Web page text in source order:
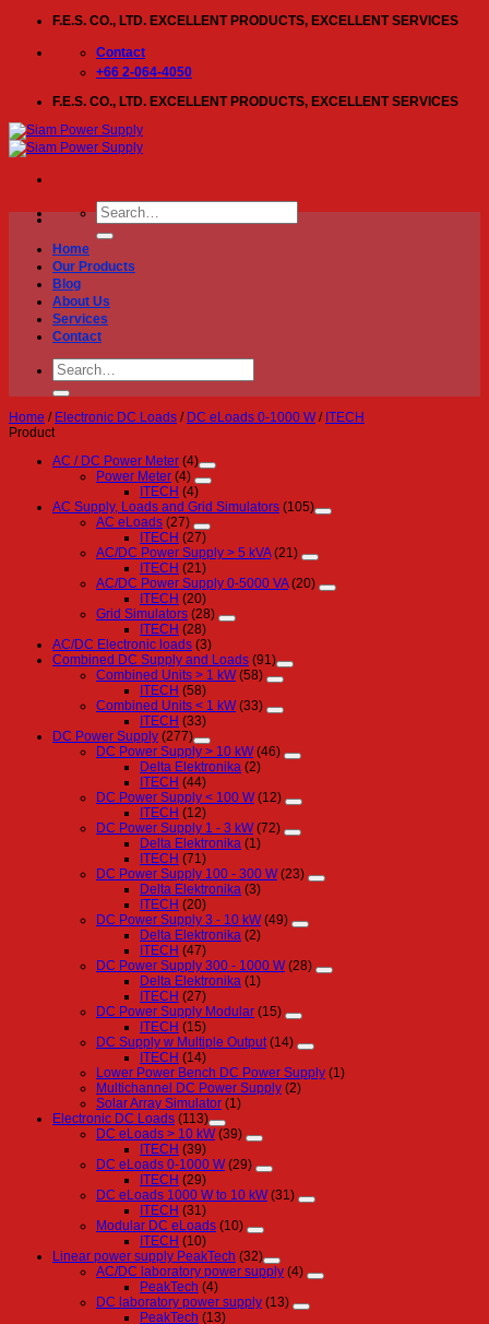
content
F.E.S. CO., LTD. EXCELLENT PRODUCTS, EXCELLENT SERVICES
Contact
+66 2-064-4050
F.E.S. CO., LTD. EXCELLENT PRODUCTS, EXCELLENT SERVICES
Search
for:
Home
Our Products
Blog
About Us
Services
Contact
Search
for:
Home / Electronic DC Loads / DC eLoads 0-1000 W / ITECH
Product
AC / DC Power Meter (4)
Power Meter (4)
ITECH (4)
AC Supply, Loads and Grid Simulators (105)
AC eLoads (27)
ITECH (27)
AC/DC Power Supply > 5 kVA (21)
ITECH (21)
AC/DC Power Supply 0-5000 VA (20)
ITECH (20)
Grid Simulators (28)
ITECH (28)
AC/DC Electronic loads (3)
Combined DC Supply and Loads (91)
Combined Units > 1 kW (58)
ITECH (58)
Combined Units < 1 kW (33)
ITECH (33)
DC Power Supply (277)
DC Power Supply > 10 kW (46)
Delta Elektronika (2)
ITECH (44)
DC Power Supply < 100 W (12)
ITECH (12)
DC Power Supply 1 - 3 kW (72)
Delta Elektronika (1)
ITECH (71)
DC Power Supply 100 - 300 W (23)
Delta Elektronika (3)
ITECH (20)
DC Power Supply 3 - 10 kW (49)
Delta Elektronika (2)
ITECH (47)
DC Power Supply 300 - 1000 W (28)
Delta Elektronika (1)
ITECH (27)
DC Power Supply Modular (15)
ITECH (15)
DC Supply w Multiple Output (14)
ITECH (14)
Lower Power Bench DC Power Supply (1)
Multichannel DC Power Supply (2)
Solar Array Simulator (1)
Electronic DC Loads (113)
DC eLoads > 10 kW (39)
ITECH (39)
DC eLoads 0-1000 W (29)
ITECH (29)
DC eLoads 1000 W to 10 kW (31)
ITECH (31)
Modular DC eLoads (10)
ITECH (10)
Linear power supply PeakTech (32)
AC/DC laboratory power supply (4)
PeakTech (4)
DC laboratory power supply (13)
PeakTech (13)